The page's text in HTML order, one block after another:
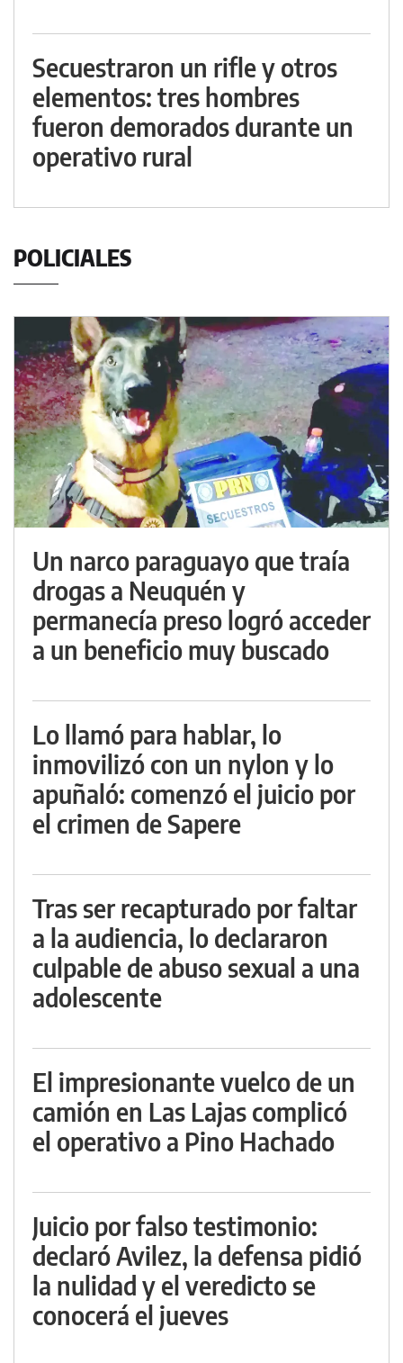
Secuestraron un rifle y otros
elementos: tres hombres
fueron demorados durante un
operativo rural
POLICIALES
Un narco paraguayo que traía
drogas a Neuquén y
permanecía preso logró acceder
a un beneficio muy buscado
Lo llamó para hablar, lo
inmovilizó con un nylon y lo
apuñaló: comenzó el juicio por
el crimen de Sapere
Tras ser recapturado por faltar
a la audiencia, lo declararon
culpable de abuso sexual a una
adolescente
El impresionante vuelco de un
camión en Las Lajas complicó
el operativo a Pino Hachado
Juicio por falso testimonio:
declaró Avilez, la defensa pidió
la nulidad y el veredicto se
conocerá el jueves